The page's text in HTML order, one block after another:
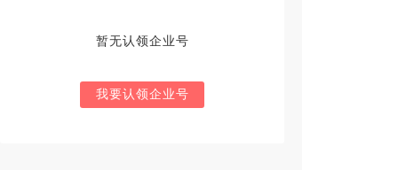
暂无认领企业号
我要认领企业号